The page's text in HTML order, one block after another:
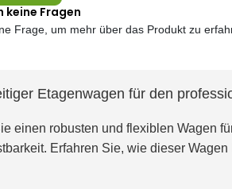
keine Fragen
Frage, um mehr über das Produkt zu
Etagenwagen für den
einen robusten und flexiblen Wagen
Erfahren Sie, wie dieser